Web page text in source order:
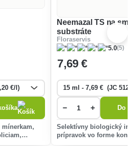
mínerkam,
Neemazal TS na
substráte
Floraservis
5.0(5)
7,69 €
− + Do
Selektívny biologický
prípravok vo forme